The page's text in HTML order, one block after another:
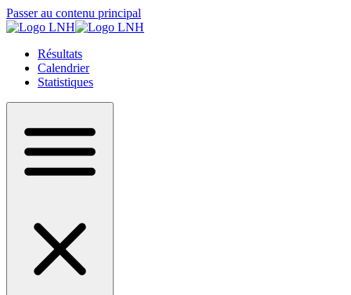
Passer au contenu principal
Résultats
Calendrier
Statistiques